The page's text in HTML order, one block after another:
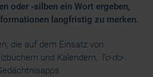
oder -silben ein Wort ergeben,
langfristig zu merken.
die auf dem Einsatz von
und Kalendern,
To-do-